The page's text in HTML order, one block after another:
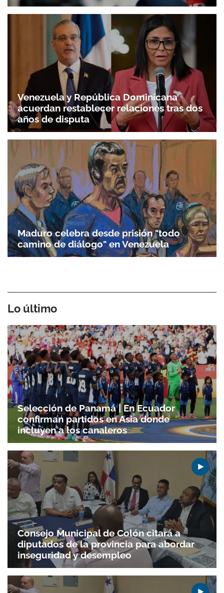
Venezuela y República Dominicana
acuerdan restablecer relaciones tras dos
años de disputa
Maduro celebra desde prisión "todo
camino de diálogo" en Venezuela
Lo último
Selección de Panamá | En Ecuador
confirman partidos en Asia donde
incluyen a los canaleros
Consejo Municipal de Colón citará a
diputados de la provincia para abordar
inseguridad y desempleo